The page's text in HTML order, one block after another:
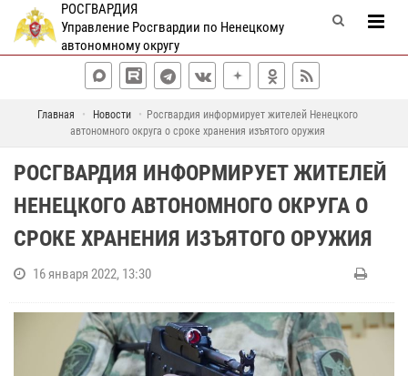
РОСГВАРДИЯ
Управление Росгвардии по Ненецкому
автономному округу
Главная Новости
Росгвардия информирует жителей Ненецкого
автономного округа о сроке хранения изъятого оружия
РОСГВАРДИЯ ИНФОРМИРУЕТ ЖИТЕЛЕЙ
НЕНЕЦКОГО АВТОНОМНОГО ОКРУГА О
СРОКЕ ХРАНЕНИЯ ИЗЪЯТОГО ОРУЖИЯ
16 января 2022, 13:30